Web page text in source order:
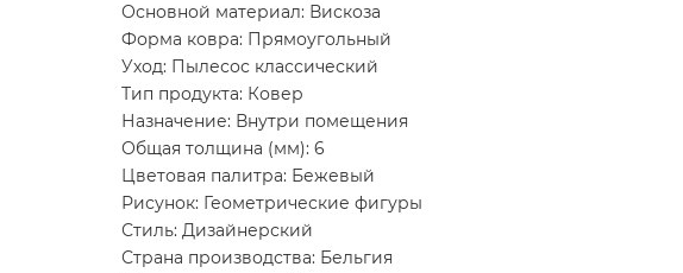
Основной материал: Вискоза
Форма ковра: Прямоугольный
Уход: Пылесос классический
Тип продукта: Ковер
Назначение: Внутри помещения
Общая толщина (мм): 6
Цветовая палитра: Бежевый
Рисунок: Геометрические фигуры
Стиль: Дизайнерский
Страна производства: Бельгия